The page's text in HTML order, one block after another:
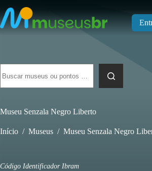
para
o
conteúdo
resultados
Museu Senzala Negro Liberto
Início / Museus / Museu Senzala Negro
Código Identificador Ibram